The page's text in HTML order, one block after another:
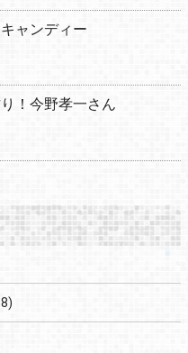
ャンディー
！今野孝一さん